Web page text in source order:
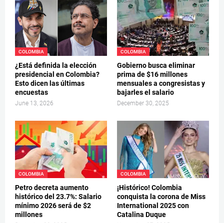
COLOMBIA
¿Está definida la elección
presidencial en Colombia?
Esto dicen las últimas
encuestas
June 13, 2026
COLOMBIA
Gobierno busca eliminar
prima de $16 millones
mensuales a congresistas y
bajarles el salario
December 30, 2025
COLOMBIA
Petro decreta aumento
histórico del 23.7%: Salario
mínimo 2026 será de $2
millones
COLOMBIA
¡Histórico! Colombia
conquista la corona de Miss
International 2025 con
Catalina Duque